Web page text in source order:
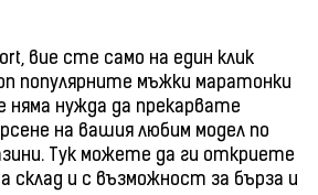
вие сте само на един клик
популярните мъжки маратонки
няма нужда да прекарвате
на вашия любим модел по
Тук можете да ги откриете
склад и с възможност за бърза и